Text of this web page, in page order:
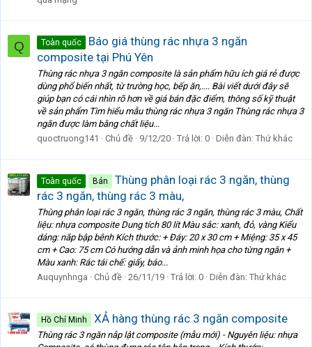
Q Toàn quốc
Báo giá thùng rác nhựa 3 ngăn
composite tại Phú Yên
Thùng rác nhựa 3 ngăn composite là sản phẩm hữu ích giá rẻ được
dùng phổ biến nhất, từ trường học, bếp ăn,.... Bài viết dưới đây sẽ
giúp bạn có cái nhìn rõ hơn về giá bán đặc điểm, thông số kỹ thuật
về sản phẩm Tìm hiểu mẫu thùng rác nhựa 3 ngăn Thùng rác nhựa 3
ngăn được làm bằng chất liệu...
quoctruong141
Chủ đề 9/12/20 Trả lời: 0 Diễn đàn: Thứ khác
Toàn quốc Bán
Thùng phân loại rác 3 ngăn, thùng
rác 3 ngăn, thùng rác 3 màu,
Thùng phân loại rác 3 ngăn, thùng rác 3 ngăn, thùng rác 3 màu, Chất
liệu: nhựa composite Dung tích 80 lít Màu sắc: xanh, đỏ, vàng Kiểu
dáng: nắp bập bênh Kích thước: + Đáy: 20 x 30 cm + Miệng: 35 x 45
cm + Cao: 75 cm Có hướng dẫn và ảnh minh họa cho từng ngăn +
Màu xanh: Rác tái chế: giấy, báo...
Auquynhnga
Chủ đề 26/11/19 Trả lời: 0 Diễn đàn: Thứ khác
Hồ Chí Minh XẢ hàng thùng rác 3 ngăn composite
Thùng rác 3 ngăn nắp lật composite (mẫu mới) - Nguyên liệu: nhựa